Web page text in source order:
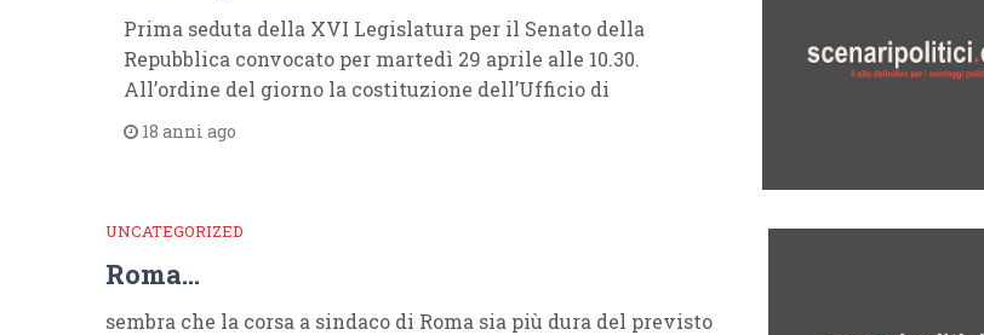
Prima seduta della XVI Legislatura per il Senato della
Repubblica convocato per martedì 29 aprile alle 10.30.
All’ordine del giorno la costituzione dell’Ufficio di
18 anni ago
UNCATEGORIZED
Roma…
sembra che la corsa a sindaco di Roma sia più dura del previsto